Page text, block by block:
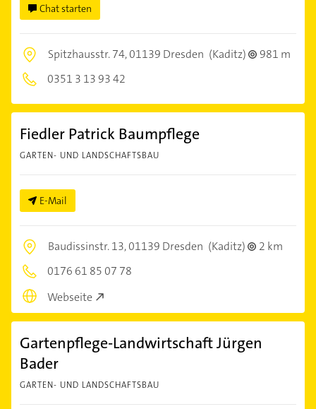
Chat starten
Spitzhausstr. 74,01139 Dresden (Kaditz)
981 m
0351 3 13 93 42
Fiedler Patrick Baumpflege
GARTEN- UND LANDSCHAFTSBAU
E-Mail
Baudissinstr. 13,01139 Dresden (Kaditz)
2 km
0176 61 85 07 78
Webseite
Gartenpflege-Landwirtschaft Jürgen
Bader
GARTEN- UND LANDSCHAFTSBAU